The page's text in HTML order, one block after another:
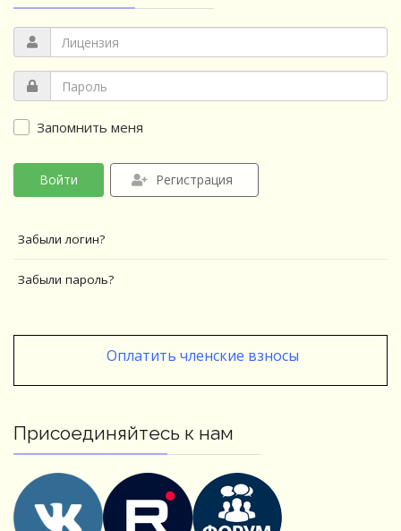
Запомнить меня
Войти Регистрация
Забыли логин?
Забыли пароль?
Оплатить членские взносы
Присоединяйтесь к нам